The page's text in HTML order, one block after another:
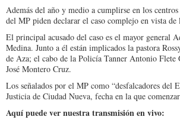
Además del año y medio a cumplirse en los
del MP piden declarar el caso complejo en vista
El principal acusado del caso es el mayor general
Medina. Junto a él están implicados la pastora
de Aza; el cabo de la Policía Tanner Antonio
José Montero Cruz.
Los señalados por el MP como “desfalcadores del
Justicia de Ciudad Nueva, fecha en la que
Aquí puede ver nuestra transmisión en vivo: